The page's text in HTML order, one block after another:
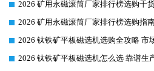
2026 矿用永磁滚筒厂家排行榜选购干
2026 矿用永磁滚筒厂家排行榜选购指
2026 钛铁矿平板磁选机选购全攻略 市
2026 钛铁矿平板磁选机怎么选 靠谱生